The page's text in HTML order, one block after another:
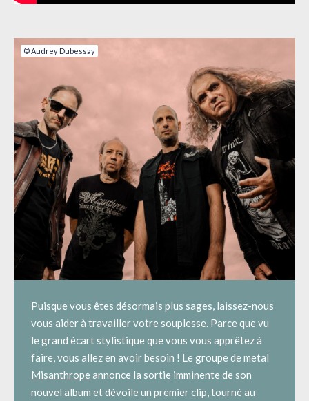
© Audrey Dubessay
Puisque vous êtes désormais plus sages, laissez-nous
vous aider à travailler votre souplesse. Parce que vu
le grand écart stylistique que vous vous apprêtez à
faire, vous allez en avoir besoin ! Le groupe de metal
Misanthropeannonce la sortie imminente de son
nouvel album et dévoile un premier clip, tourné au